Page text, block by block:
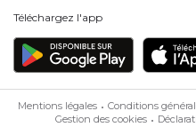
Téléchargez l'app
Mentions légales Conditions
Gestion des cookies